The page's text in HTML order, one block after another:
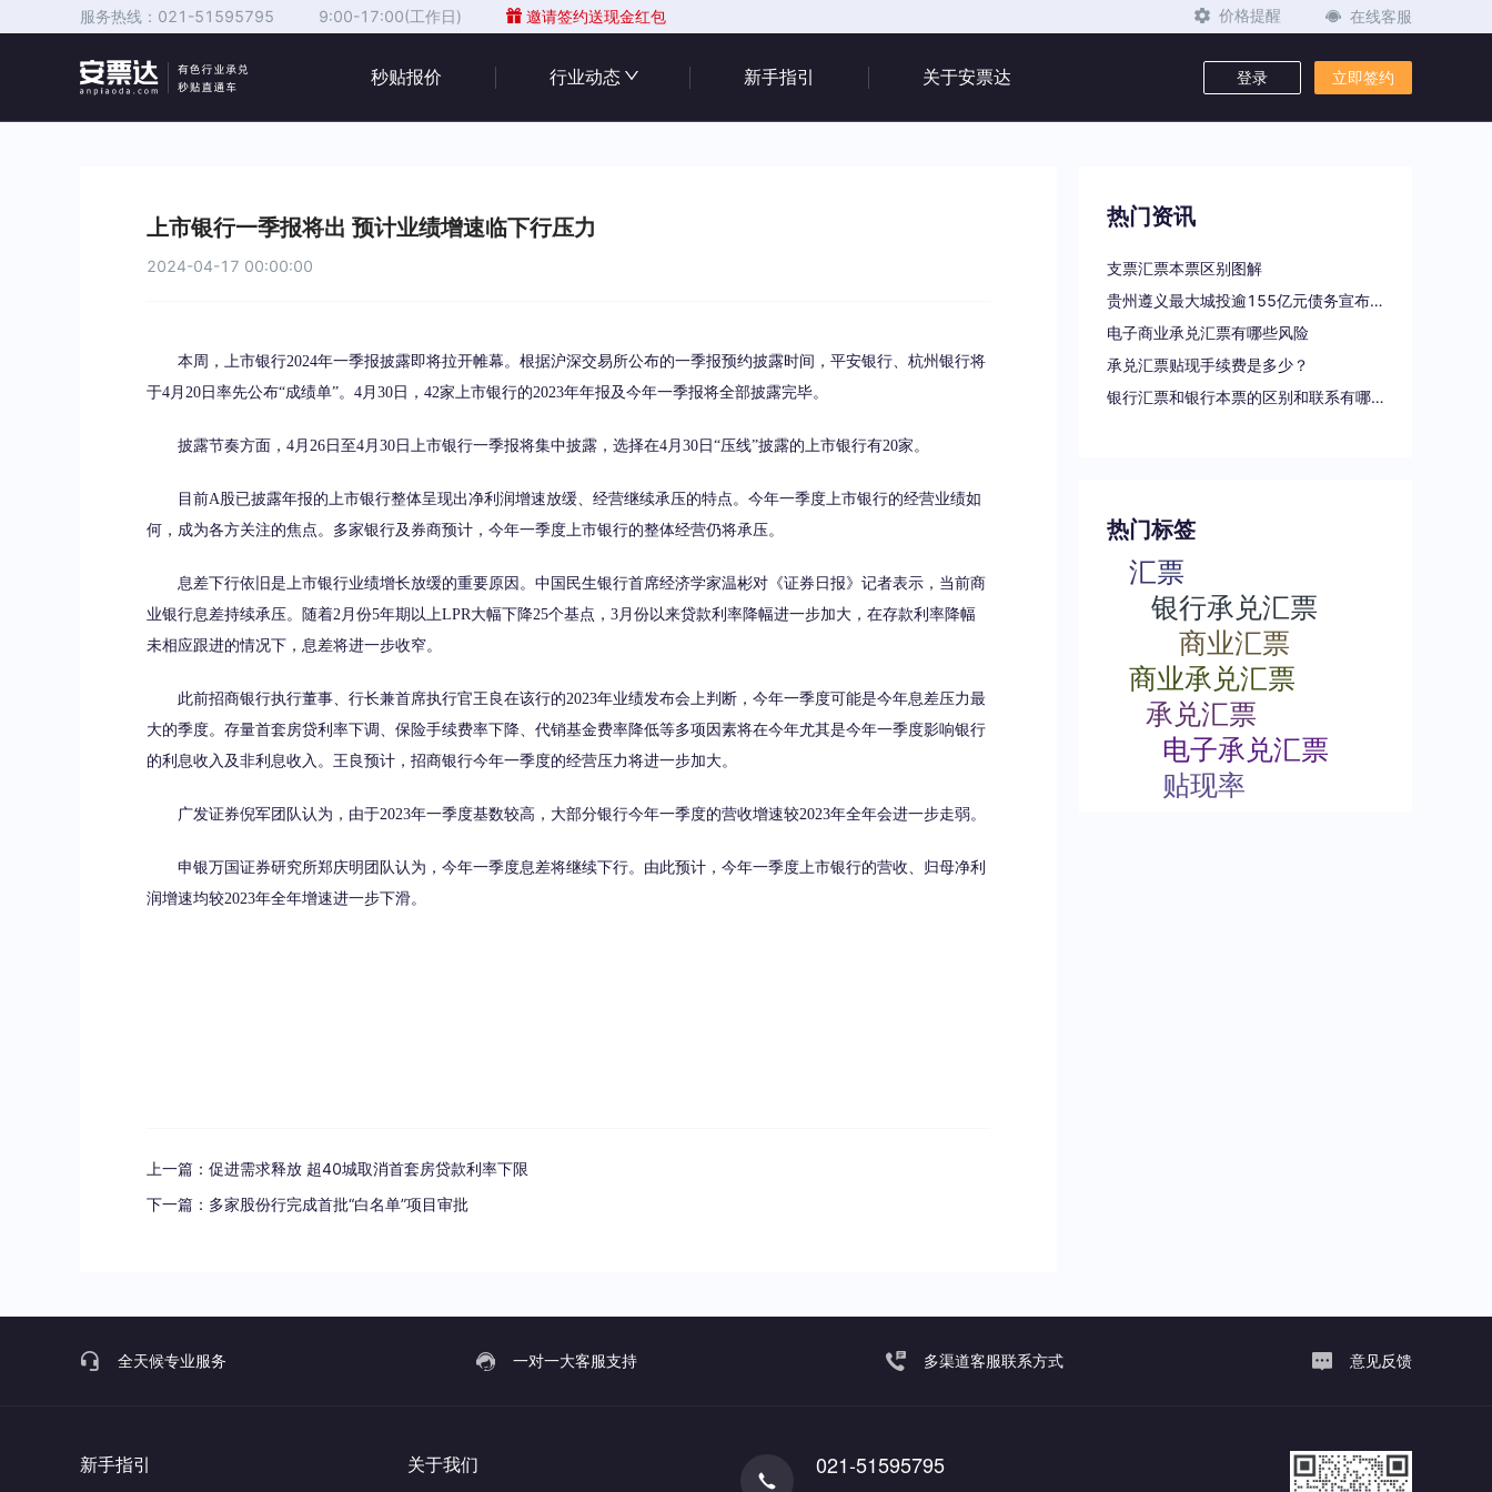
服务热线： 021-51595795 9:00-17:00(工作日) 邀请签约送现金红包 价格提醒 在线客服
秒贴报价 行业动态 新手指引 关于安票达 登录 立即签约
上市银行一季报将出 预计业绩增速临下行压力
2024-04-17 00:00:00
本周，上市银行2024年一季报披露即将拉开帷幕。根据沪深交易所公布的一季报预约披露时间，平安银行、杭州银行将
于4月20日率先公布“成绩单”。4月30日，42家上市银行的2023年年报及今年一季报将全部披露完毕。
披露节奏方面，4月26日至4月30日上市银行一季报将集中披露，选择在4月30日“压线”披露的上市银行有20家。
目前A股已披露年报的上市银行整体呈现出净利润增速放缓、经营继续承压的特点。今年一季度上市银行的经营业绩如
何，成为各方关注的焦点。多家银行及券商预计，今年一季度上市银行的整体经营仍将承压。
息差下行依旧是上市银行业绩增长放缓的重要原因。中国民生银行首席经济学家温彬对《证券日报》记者表示，当前商
业银行息差持续承压。随着2月份5年期以上LPR大幅下降25个基点，3月份以来贷款利率降幅进一步加大，在存款利率降幅
未相应跟进的情况下，息差将进一步收窄。
此前招商银行执行董事、行长兼首席执行官王良在该行的2023年业绩发布会上判断，今年一季度可能是今年息差压力最
大的季度。存量首套房贷利率下调、保险手续费率下降、代销基金费率降低等多项因素将在今年尤其是今年一季度影响银行
的利息收入及非利息收入。王良预计，招商银行今年一季度的经营压力将进一步加大。
广发证券倪军团队认为，由于2023年一季度基数较高，大部分银行今年一季度的营收增速较2023年全年会进一步走弱。
申银万国证券研究所郑庆明团队认为，今年一季度息差将继续下行。由此预计，今年一季度上市银行的营收、归母净利
润增速均较2023年全年增速进一步下滑。
上一篇： 促进需求释放 超40城取消首套房贷款利率下限
下一篇： 多家股份行完成首批“白名单”项目审批
热门资讯
支票汇票本票区别图解
贵州遵义最大城投逾155亿元债务宣布重组
电子商业承兑汇票有哪些风险
承兑汇票贴现手续费是多少？
银行汇票和银行本票的区别和联系有哪些（一文读懂支票、本票和汇票的区别）
热门标签
汇票
银行承兑汇票
商业汇票
商业承兑汇票
承兑汇票
电子承兑汇票
贴现率
全天候专业服务 一对一大客服支持 多渠道客服联系方式 意见反馈
新手指引 关于我们 021-51595795